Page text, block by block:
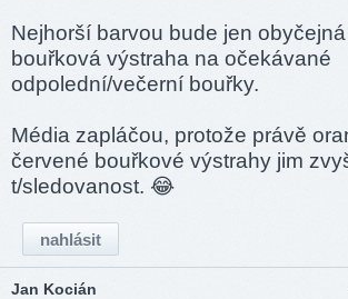
Nejhorší barvou bude jen
bouřková výstraha na očekávané
odpolední/večerní bouřky.
Média zapláčou, protože právě
červené bouřkové výstrahy jim
t/sle­dova­nost. 😂
nahlásit
Jan Kocián